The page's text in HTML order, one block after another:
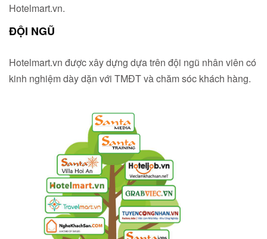
Hotelmart.vn.
ĐỘI NGŨ
Hotelmart.vn được xây dựng dựa trên đội ngũ nhân viên có
kinh nghiệm dày dặn với TMĐT và chăm sóc khách hàng.